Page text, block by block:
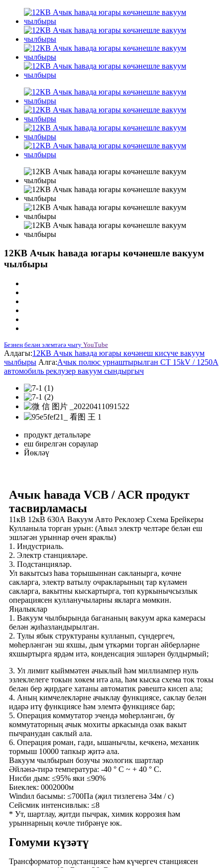
12КВ Ачык һавада югары көчәнешле вакуум
чылбыры
Безнең белән элемтәгә чыгу YouTube
Алдагы:12КВ Ачык һавада югары көчәнеш кисүче вакуум
чылбыры Алга:Ачык полюс урнаштырылган CT 15kV / 1250A
автомобиль реклузер вакуум сындыргыч
продукт детальләре
еш бирелгән сораулар
Йөкләү
Ачык һавада VCB / ACR продукт
тасвирламасы
11кВ 12кВ 630А Вакуум Авто Реклозер Схема Брейкеры
Кулланыла торган урын: (Авыл электр челтәре белән еш
эшләгән урыннар өчен яраклы)
1. Индустриаль.
2. Электр станцияләре.
3. Подстанцияләр.
Ул вакытсыз һава торышыннан сакланырга, көчне
сакларга, электр ватылу очракларының тар күләмен
сакларга, вакытны кыскартырга, төп куркынычсызлык
операциясен кулланучыларны якларга мөмкин.
Яңалыклар
1. Вакуум чылбырында багананың вакуум арка камерасы
белән җиһазландырылган.
2. Тулы ябык структураны кулланып, сүндергеч,
мөһерләнгән эш яхшы, дым үткәрми торган әйберләрне
яхшыртырга ярдәм итә, конденсация эшләрен булдырмый;
3. Ул лимит кыйммәтен ачыклый һәм миллиампер нуль
эзлеклелеге токын хөкем итә ала, һәм кыска схема ток токы
белән бер җирдәге хатаны автоматик рәвештә кисеп ала;
4. Аның кимчелекләрне ачыклау функциясе, саклау белән
идарә итү функциясе һәм элемтә функциясе бар;
5. Операция коммутатор эчендә мөһерләнгән, бу
коммутаторның ачык мохиты аркасында озак вакыт
пычранудан саклый ала.
6. Операция роман, гади, ышанычлы, кечкенә, механик
тормыш 10000 тапкыр җитә ала.
Вакуум чылбырын бозучы экологик шартлар
Әйләнә-тирә температура: -40 ° C ~ + 40 ° C.
Нисби дым: ≤95% яки ≤90%
Биеклек: 0002000м
Windил басымы: ≤700Па (җил тизлегенә 34м / с)
Сейсмик интенсивлык: ≤8
* Ут, шартлау, җитди пычрак, химик коррозия һәм
урыннарның көчле тибрәнүе юк.
Гомуми күзәтү
Трансформатор подстанциясе һәм күчергеч станциясен